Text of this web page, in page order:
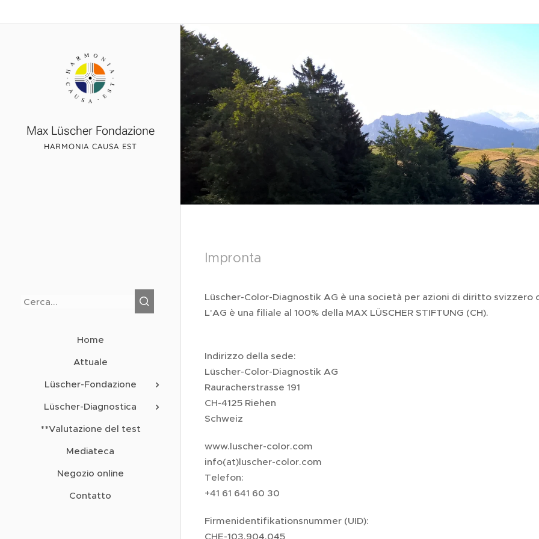
Max Lüscher Fondazione
HARMONIA CAUSA EST
Home
Attuale
Lüscher-Fondazione
Lüscher-Diagnostica
**Valutazione del test
Mediateca
Negozio online
Contatto
Impronta
Lüscher-Color-Diagnostik AG è una società per azioni di diritto svizzero
L'AG è una filiale al 100% della MAX LÜSCHER STIFTUNG (CH).
Indirizzo della sede:
Lüscher-Color-Diagnostik AG
Rauracherstrasse 191
CH-4125 Riehen
Schweiz
www.luscher-color.com
info(at)luscher-color.com
Telefon:
+41 61 641 60 30
Firmenidentifikationsnummer (UID):
CHE-103.904.045